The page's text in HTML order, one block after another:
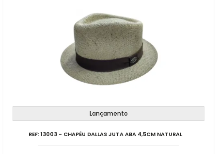
Lançamento
REF: 13003 - CHAPÉU DALLAS JUTA ABA 4,5CM NATURAL